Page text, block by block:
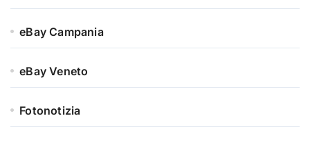
eBay Campania
eBay Veneto
Fotonotizia